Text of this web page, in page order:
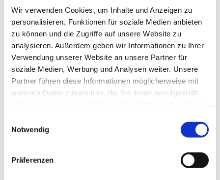
Wir verwenden Cookies, um Inhalte und Anzeigen zu
personalisieren, Funktionen für soziale Medien anbieten
zu können und die Zugriffe auf unsere Website zu
analysieren. Außerdem geben wir Informationen zu Ihrer
Verwendung unserer Website an unsere Partner für
soziale Medien, Werbung und Analysen weiter. Unsere
Partner führen diese Informationen möglicherweise mit
weiteren Daten zusammen, die Sie ihnen bereitgestellt
Notwendig
Präferenzen
Kinderchor Kaufungen, Martin
Baumann (Leitung)
Interessierte Kinder können jederzeit - außer
direkt vor Aufführungen - bei den Chorproben
Chormitglieder informieren sich bitte anhand